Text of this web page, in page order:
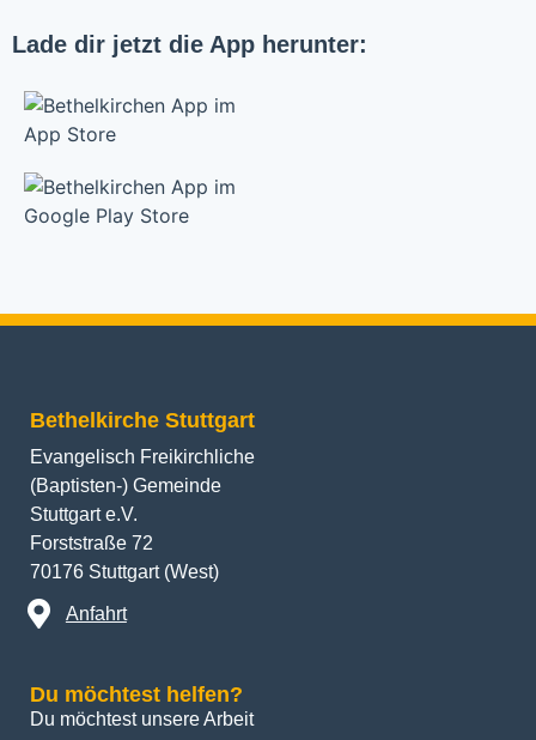
Lade dir jetzt die App herunter:
Bethelkirche Stuttgart
Evangelisch Freikirchliche
(Baptisten-) Gemeinde
Stuttgart e.V.
Forststraße 72
70176 Stuttgart (West)
Anfahrt
Du möchtest helfen?
Du möchtest unsere Arbeit